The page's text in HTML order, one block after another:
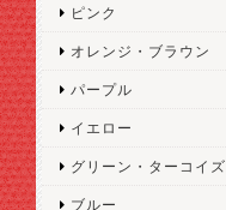
ピンク
オレンジ・ブラウン
パープル
イエロー
グリーン・ターコイズ
ブルー